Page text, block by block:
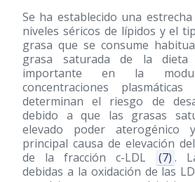
Se ha establecido una
niveles séricos de lípidos y el
grasa que se consume
grasa saturada de la
importante en la
concentraciones
determinan el riesgo de
debido a que las grasas
elevado poder aterogénico
principal causa de elevación
de la fracción c-LDL
(7) .
debidas a la oxidación de las